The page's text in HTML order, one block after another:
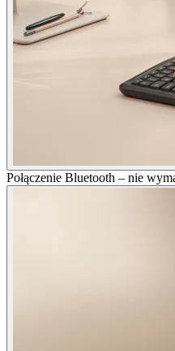
Połączenie Bluetooth – nie